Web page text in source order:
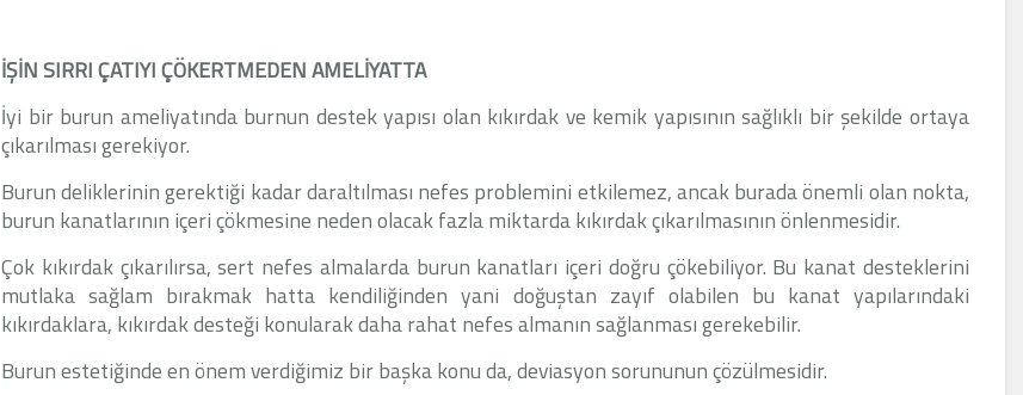
İŞİN SIRRI ÇATIYI ÇÖKERTMEDEN AMELİYATTA
İyi bir burun ameliyatında burnun destek yapısı olan kıkırdak ve kemik yapısının sağlıklı bir şekilde ortaya
çıkarılması gerekiyor.
Burun deliklerinin gerektiği kadar daraltılması nefes problemini etkilemez, ancak burada önemli olan nokta,
burun kanatlarının içeri çökmesine neden olacak fazla miktarda kıkırdak çıkarılmasının önlenmesidir.
Çok kıkırdak çıkarılırsa, sert nefes almalarda burun kanatları içeri doğru çökebiliyor. Bu kanat desteklerini
mutlaka sağlam bırakmak hatta kendiliğinden yani doğuştan zayıf olabilen bu kanat yapılarındaki
kıkırdaklara, kıkırdak desteği konularak daha rahat nefes almanın sağlanması gerekebilir.
Burun estetiğinde en önem verdiğimiz bir başka konu da, deviasyon sorununun çözülmesidir.